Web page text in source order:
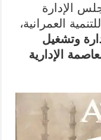
الإدارة
العمرانية،
وتشغيل
الإدارية